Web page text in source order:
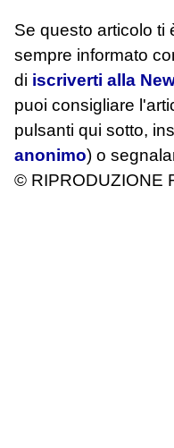
Se questo articolo ti
sempre informato
di iscriverti alla
puoi consigliare
pulsanti qui sotto,
anonimo) o
© RIPRODUZIONE